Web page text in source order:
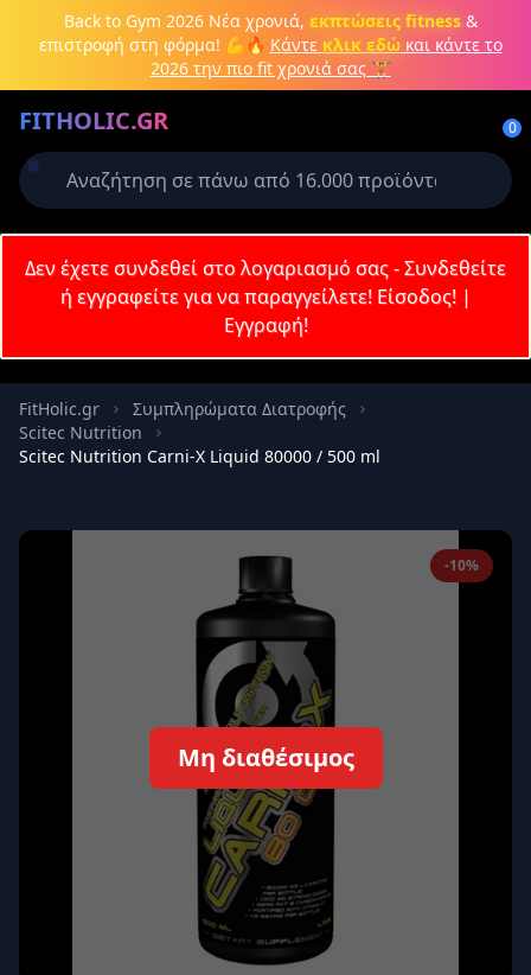
Μετάβαση στο κύριο περιεχόμενο
Back to Gym 2026Νέα χρονιά, εκπτώσεις fitness&
επιστροφή στη φόρμα! 💪🔥 Κάντε κλικ εδώκαι κάντε το
2026 την πιο fit χρονιά σας 🏋️
FITHOLIC.GR 0
Πρωτεΐνες Pre-Workout Aμινοξέα Καύση λίπους
Δεν έχετε συνδεθεί στο λογαριασμό σας - Συνδεθείτε
ή εγγραφείτε για να παραγγείλετε! Είσοδος!|
Εγγραφή!
FitHolic.gr
Συμπληρώματα Διατροφής
Scitec Nutrition
Scitec Nutrition Carni-X Liquid 80000 / 500 ml
-10%
Μη διαθέσιμος
Δημιουργήστε λογαριασμό ή
Απαιτείται για την ολοκλήρωση της
παραγγελίας σας
Σύνδεση Εγγραφή
Κωδικός
Σύνδεση
Δεν έχετε λογαριασμό; Εγγραφείτε εδώ
Ασφαλής σύνδεση